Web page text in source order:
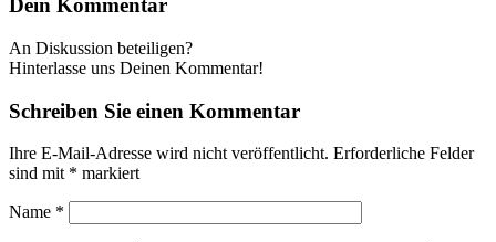
Dein Kommentar
An Diskussion beteiligen?
Hinterlasse uns Deinen Kommentar!
Schreiben Sie einen Kommentar
Ihre E-Mail-Adresse wird nicht veröffentlicht. Erforderliche Felder
sind mit * markiert
Name *